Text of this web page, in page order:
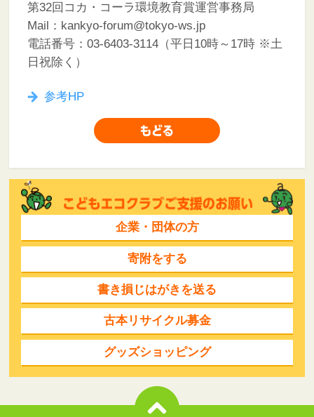
第32回コカ・コーラ環境教育賞運営事務局
Mail：kankyo-forum@tokyo-ws.jp
電話番号：03-6403-3114（平日10時～17時 ※土
日祝除く）
参考HP
企業・団体の方
寄附をする
書き損じはがきを送る
古本リサイクル募金
グッズショッピング